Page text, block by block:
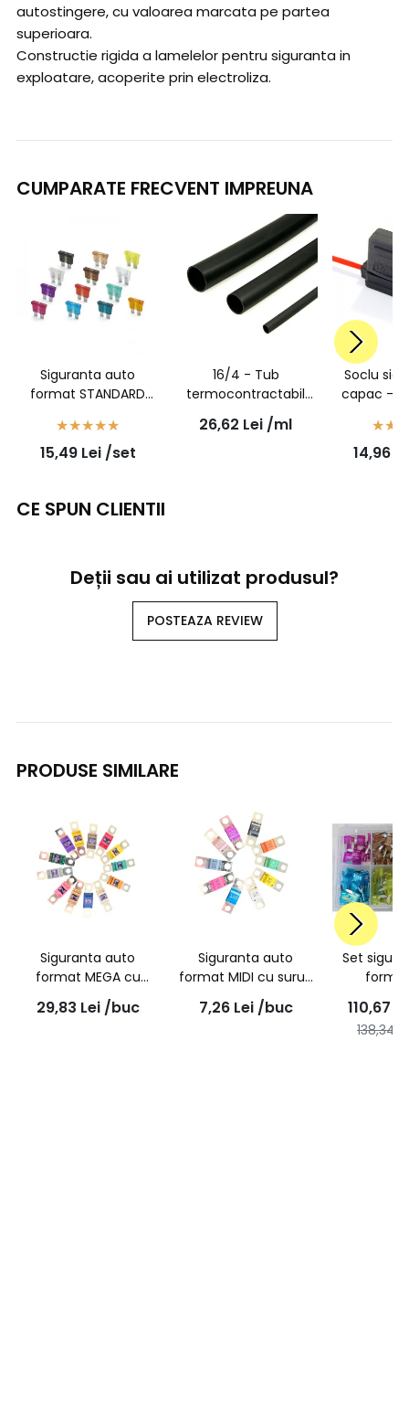
autostingere, cu valoarea marcata pe partea
superioara.
Constructie rigida a lamelelor pentru siguranta in
exploatare, acoperite prin electroliza.
CUMPARATE FRECVENT IMPREUNA
Siguranta auto
format STANDARD
15,49 Lei /set
16/4 - Tub
termocontractabil
negru cu adeziv
16mm la 4mm - 1
26,62 Lei /ml
Soclu
capac -
14,96
CE SPUN CLIENTII
Deții sau ai utilizat produsul?
POSTEAZA REVIEW
PRODUSE SIMILARE
Siguranta auto
format MEGA cu
surub tip OBFMG
29,83 Lei /buc
Siguranta auto
format MIDI cu surub
tip OBFMD
7,26 Lei /buc
Set
format
110,67
138,34